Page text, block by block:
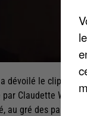
dévoilé le clip du
Claudette
au gré des paroles